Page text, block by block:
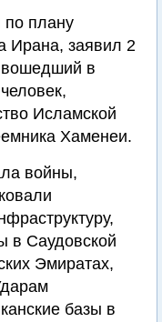
по плану
Ирана, заявил 2
в
Исламской
Хаменеи.
войны,
в Саудовской
Эмиратах,
базы в